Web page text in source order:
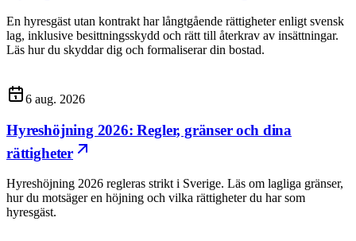
En hyresgäst utan kontrakt har långtgående rättigheter enligt svensk
lag, inklusive besittningsskydd och rätt till återkrav av insättningar.
Läs hur du skyddar dig och formaliserar din bostad.
6 aug. 2026
Hyreshöjning 2026: Regler, gränser och dina
rättigheter
Hyreshöjning 2026 regleras strikt i Sverige. Läs om lagliga gränser,
hur du motsäger en höjning och vilka rättigheter du har som
hyresgäst.